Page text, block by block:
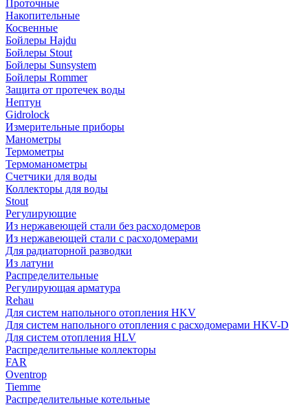
Проточные
Накопительные
Косвенные
Бойлеры Hajdu
Бойлеры Stout
Бойлеры Sunsystem
Бойлеры Rommer
Защита от протечек воды
Нептун
Gidrolock
Измерительные приборы
Манометры
Термометры
Термоманометры
Счетчики для воды
Коллекторы для воды
Stout
Регулирующие
Из нержавеющей стали без расходомеров
Из нержавеющей стали с расходомерами
Для радиаторной разводки
Из латуни
Распределительные
Регулирующая арматура
Rehau
Для систем напольного отопления HKV
Для систем напольного отопления с расходомерами HKV-D
Для систем отопления HLV
Распределительные коллекторы
FAR
Oventrop
Tiemme
Распределительные котельные